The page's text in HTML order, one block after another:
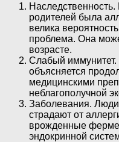
родителей была
велика
проблема. Она
возрасте.
Слабый иммунитет.
объясняется
медицинскими
неблагополучной
Заболевания.
страдают от
врожденные
эндокринной